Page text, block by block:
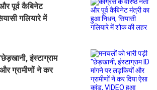
पूर्व कैबिनेट
गलियारे में
इंस्टाग्राम
ग्रामीणों ने कर